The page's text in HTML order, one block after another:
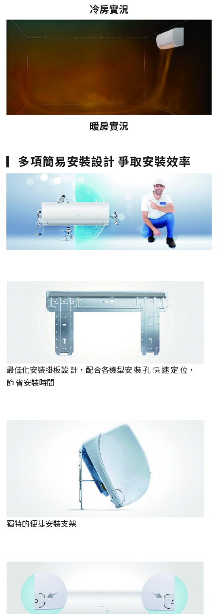
冷房實況
暖房實況
多項簡易安裝設計 爭取安裝效率
最佳化安裝掛板設 計，配合各機型安 裝 孔 快 速 定 位，
節 省安裝時間
獨特的便捷安裝支架